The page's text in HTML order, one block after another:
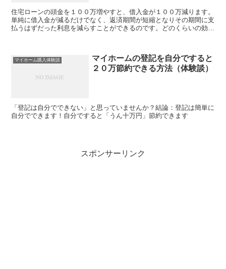
住宅ローンの頭金を１００万増やすと、借入金が１００万減ります。
単純に借入金が減るだけでなく、返済期間が短縮となりその期間に支
払うはずだった利息を減らすことができるのです。どのくらいの効果
マイホーム購入体験談
マイホームの登記を自分ですると
２０万節約できる方法（体験談）
「登記は自分でできない」と思っていませんか？結論：登記は簡単に
自分でできます！自分ですると「うん十万円」節約できます
スポンサーリンク